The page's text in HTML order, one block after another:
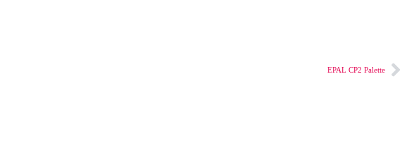
EPAL CP2 Palette